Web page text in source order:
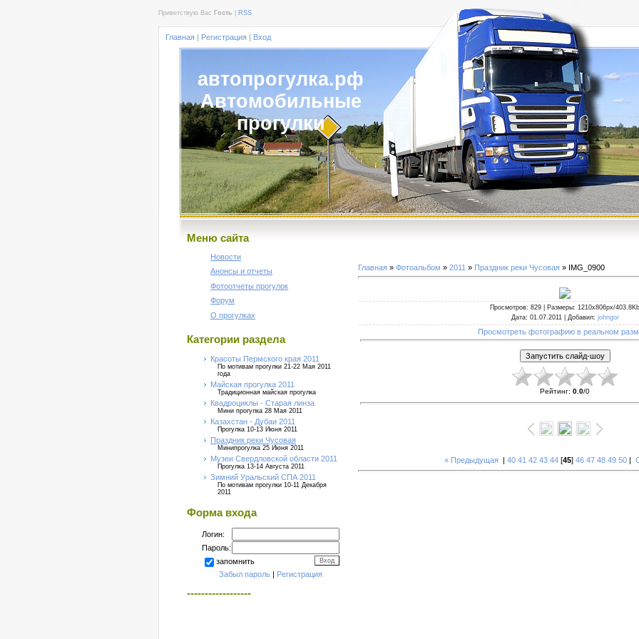
Приветствую Вас Гость RSS
Главная | Регистрация | Вход
автопрогулка.рф
Автомобильные
прогулки
Меню сайта
Новости
Анонсы и отчеты
Фотоотчеты прогулок
Форум
О прогулках
Категории раздела
Красоты Пермского края 2011
По мотивам прогулки 21-22 Мая 2011
года
Майская прогулка 2011
Традиционная майская прогулка
Квадроциклы - Старая линза
Мини прогулка 28 Мая 2011
Казахстан - Дубаи 2011
Прогулка 10-13 Июня 2011
Праздник реки Чусовая
Минипрогулка 25 Июня 2011
Музеи Свердловской области 2011
Прогулка 13-14 Августа 2011
Зимний Уральский СПА 2011
По мотивам прогулки 10-11 Декабря
2011
Форма входа
Логин:
Пароль:
запомнить
Забыл пароль | Регистрация
------------------
Главная » Фотоальбом » 2011 » Праздник реки Чусовая » IMG_0900
Просмотров: 829 | Размеры: 1210x806px/403.8Kb
Дата: 01.07.2011 | Добавил: johngor
Просмотреть фотографию в реальном
Рейтинг: 0.0/0
« Предыдущая | 40 41 42 43 44 [45] 46 47 48 49 50 |